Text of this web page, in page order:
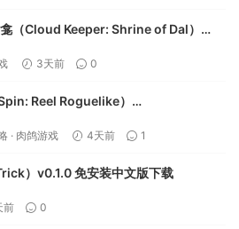
（Cloud Keeper: Shrine of Dal）
3天前 0
Reel Roguelike）
· 肉鸽游戏 4天前 1
）v0.1.0 免安装中文版下载
前 0